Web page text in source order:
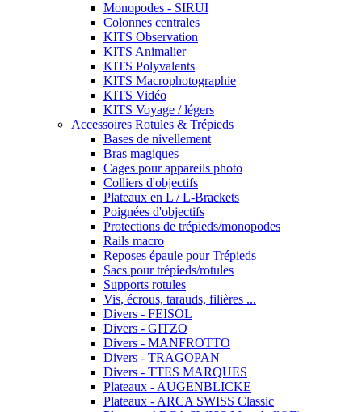
Monopodes - SIRUI
Colonnes centrales
KITS Observation
KITS Animalier
KITS Polyvalents
KITS Macrophotographie
KITS Vidéo
KITS Voyage / légers
Accessoires Rotules & Trépieds
Bases de nivellement
Bras magiques
Cages pour appareils photo
Colliers d'objectifs
Plateaux en L / L-Brackets
Poignées d'objectifs
Protections de trépieds/monopodes
Rails macro
Reposes épaule pour Trépieds
Sacs pour trépieds/rotules
Supports rotules
Vis, écrous, tarauds, filières ...
Divers - FEISOL
Divers - GITZO
Divers - MANFROTTO
Divers - TRAGOPAN
Divers - TTES MARQUES
Plateaux - AUGENBLICKE
Plateaux - ARCA SWISS Classic